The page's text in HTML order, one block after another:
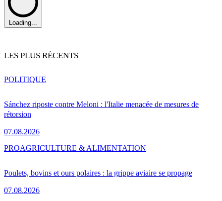
Loading...
LES PLUS RÉCENTS
Sánchez riposte contre Meloni : l'Italie menacée de mesures de
rétorsion
07.08.2026
POLITIQUE
Poulets, bovins et ours polaires : la grippe aviaire se propage
07.08.2026
PROAGRICULTURE & ALIMENTATION